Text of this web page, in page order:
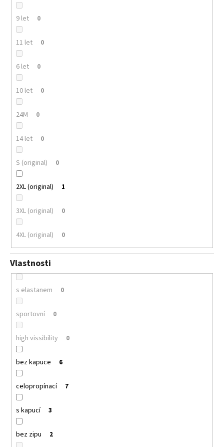
9 let 0
11 let 0
6 let 0
10 let 0
24M 0
14 let 0
S (original) 0
2XL (original) 1
3XL (original) 0
4XL (original) 0
Vlastnosti
s elastanem 0
sportovní 0
high vissibility 0
bez kapuce 6
celopropínací 7
s kapucí 3
bez zipu 2